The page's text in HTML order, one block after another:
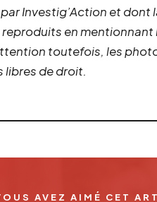
Investig’Action et dont
en
toutefois, les
libres de droit.
AVEZ AIMÉ CET